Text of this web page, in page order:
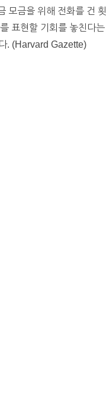
모금을 위해 전화를 건 횟
표현할 기회를 놓친다는
. (Harvard Gazette)